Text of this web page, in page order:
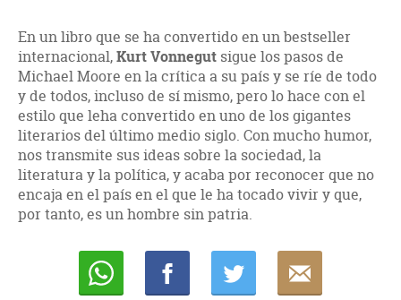
En un libro que se ha convertido en un bestseller
internacional,Kurt Vonnegut sigue los pasos de
Michael Moore en la crítica a su país y se ríe de todo
y de todos, incluso de sí mismo, pero lo hace con el
estilo que leha convertido en uno de los gigantes
literarios del último medio siglo. Con mucho humor,
nos transmite sus ideas sobre la sociedad, la
literatura y la política, y acaba por reconocer que no
encaja en el país en el que le ha tocado vivir y que,
por tanto, es un hombre sin patria.